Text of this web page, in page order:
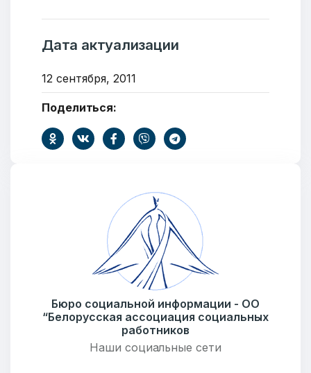
Добро пожаловать
Бюро социальной информации
pr@basw-ngo.by
Тел./Факс:+375 (17) 235-04-48
Дата актуализации
12 сентября, 2011
Поделиться:
Бюро социальной информации - ОО
“Белорусская ассоциация социальных
работников
Наши социальные сети